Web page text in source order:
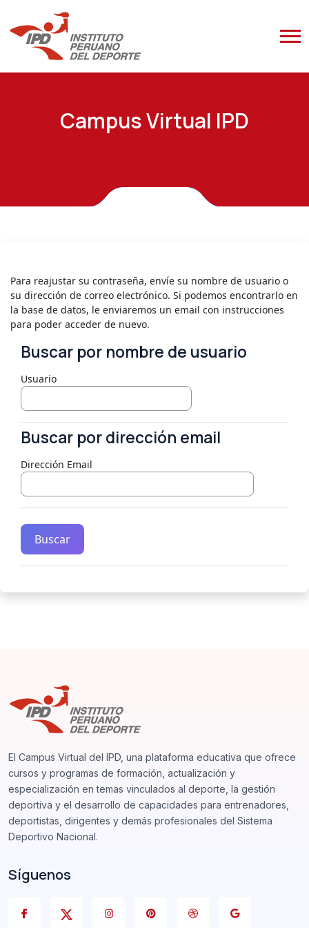
CampusVirtual IPD
Para reajustar su contraseña, envíe su nombre de usuario o
su dirección de correo electrónico. Si podemos encontrarlo en
la base de datos, le enviaremos un email con instrucciones
para poder acceder de nuevo.
Buscar por nombre de usuario
Buscar por nombre de usuario
Usuario
Buscar por dirección email
Buscar por dirección email
Dirección Email
El Campus Virtual del IPD, una plataforma educativa que ofrece
cursos y programas de formación, actualización y
especialización en temas vinculados al deporte, la gestión
deportiva y el desarrollo de capacidades para entrenadores,
deportistas, dirigentes y demás profesionales del Sistema
Deportivo Nacional.
Síguenos